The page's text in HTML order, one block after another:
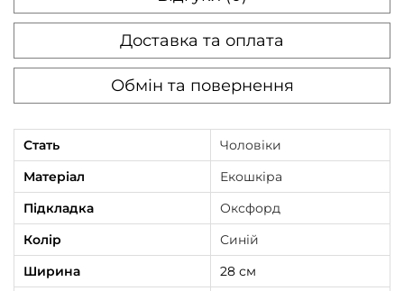
Доставка та оплата
Обмін та повернення
Стать
Чоловіки
Матеріал
Екошкіра
Підкладка
Оксфорд
Колір
Синій
Ширина
28 см